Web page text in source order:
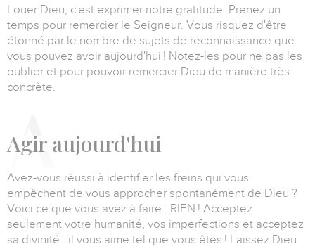
Louer Dieu, c'est exprimer notre gratitude. Prenez un
temps pour remercier le Seigneur. Vous risquez d'être
étonné par le nombre de sujets de reconnaissance que
vous pouvez avoir aujourd'hui ! Notez-les pour ne pas les
oublier et pour pouvoir remercier Dieu de manière très
concrète.
Agir aujourd'hui
Avez-vous réussi à identifier les freins qui vous
empêchent de vous approcher spontanément de Dieu ?
Voici ce que vous avez à faire : RIEN ! Acceptez
seulement votre humanité, vos imperfections et acceptez
sa divinité : il vous aime tel que vous êtes ! Laissez Dieu